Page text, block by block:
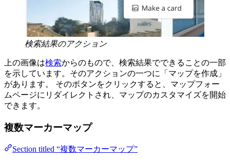
検索結果のアクション
上の画像は検索からのもので、検索結果でできることの一部
を示しています。そのアクションの一つに「マップを作成」
があります。 そのボタンをクリックすると、マップフォー
ムページにリダイレクトされ、マップのカスタマイズを開始
できます。
複数マーカーマップ
Section titled “複数マーカーマップ”